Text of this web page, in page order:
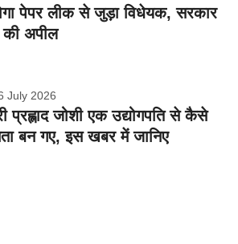
पेपर लीक से जुड़ा विधेयक, सरकार
की अपील
July 2026
प्रह्लाद जोशी एक उद्योगपति से कैसे
बन गए, इस खबर में जानिए